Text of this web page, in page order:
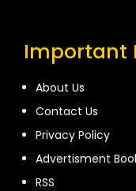
Important
About Us
Contact Us
Privacy Policy
Advertisment
RSS